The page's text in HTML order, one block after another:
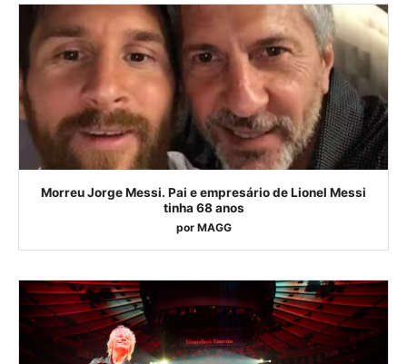
Morreu Jorge Messi. Pai e empresário de Lionel Messi
tinha 68 anos
por MAGG